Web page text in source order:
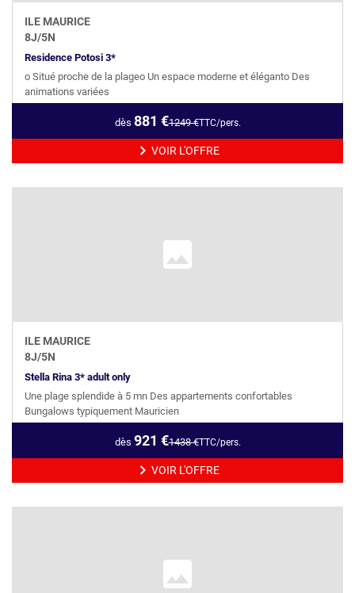
ILE MAURICE
8J/5N
Residence Potosi 3*
o Situé proche de la plageo Un espace moderne et éléganto Des
animations variées
dès 881 €1249€TTC/pers.
VOIR L'OFFRE
ILE MAURICE
8J/5N
Stella Rina 3* adult only
Une plage splendide à 5 mn Des appartements confortables
Bungalows typiquement Mauricien
dès 921 €1438€TTC/pers.
VOIR L'OFFRE